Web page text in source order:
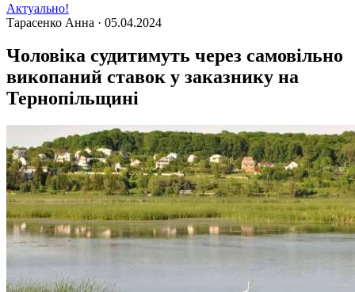
Актуально!
Тарасенко Анна · 05.04.2024
Чоловіка судитимуть через самовільно
викопаний ставок у заказнику на
Тернопільщині